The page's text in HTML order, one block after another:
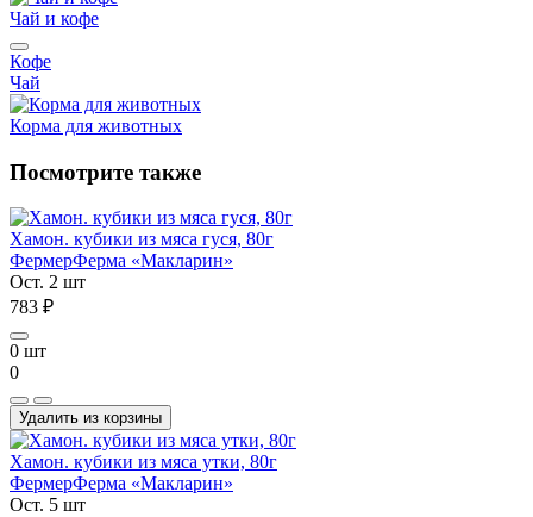
Чай и кофе
Кофе
Чай
Корма для животных
Посмотрите также
Хамон. кубики из мяса гуся, 80г
ФермерФерма «Макларин»
Ост. 2 шт
783 ₽
0 шт
0
Удалить из корзины
Хамон. кубики из мяса утки, 80г
ФермерФерма «Макларин»
Ост. 5 шт